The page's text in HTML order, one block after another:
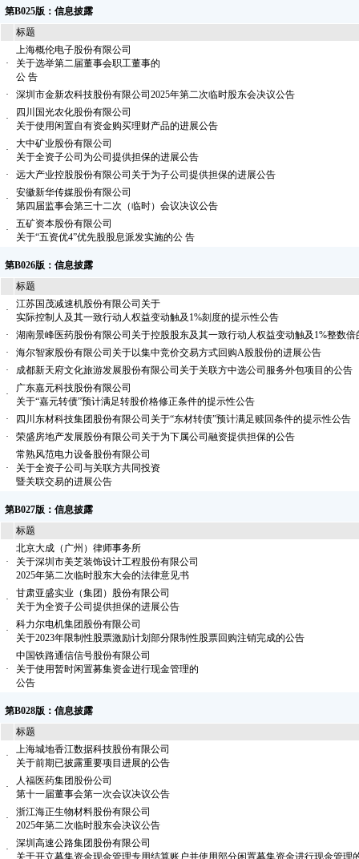
第B025版：信息披露
标题
·
上海概伦电子股份有限公司
关于选举第二届董事会职工董事的
公 告
·
深圳市金新农科技股份有限公司2025年第二次临时股东会决议公告
·
四川国光农化股份有限公司
关于使用闲置自有资金购买理财产品的进展公告
·
大中矿业股份有限公司
关于全资子公司为公司提供担保的进展公告
·
远大产业控股股份有限公司关于为子公司提供担保的进展公告
·
安徽新华传媒股份有限公司
第四届监事会第三十二次（临时）会议决议公告
·
五矿资本股份有限公司
关于“五资优4”优先股股息派发实施的公 告
第B026版：信息披露
标题
·
江苏国茂减速机股份有限公司关于
实际控制人及其一致行动人权益变动触及1%刻度的提示性公告
·
湖南景峰医药股份有限公司关于控股股东及其一致行动人权益变动触及1%整数倍
·
海尔智家股份有限公司关于以集中竞价交易方式回购A股股份的进展公告
·
成都新天府文化旅游发展股份有限公司关于关联方中选公司服务外包项目的公告
·
广东嘉元科技股份有限公司
关于“嘉元转债”预计满足转股价格修正条件的提示性公告
·
四川东材科技集团股份有限公司关于“东材转债”预计满足赎回条件的提示性公告
·
荣盛房地产发展股份有限公司关于为下属公司融资提供担保的公告
·
常熟风范电力设备股份有限公司
关于全资子公司与关联方共同投资
暨关联交易的进展公告
第B027版：信息披露
标题
·
北京大成（广州）律师事务所
关于深圳市美芝装饰设计工程股份有限公司
2025年第二次临时股东大会的法律意见书
·
甘肃亚盛实业（集团）股份有限公司
关于为全资子公司提供担保的进展公告
·
科力尔电机集团股份有限公司
关于2023年限制性股票激励计划部分限制性股票回购注销完成的公告
·
中国铁路通信信号股份有限公司
关于使用暂时闲置募集资金进行现金管理的
公告
第B028版：信息披露
标题
·
上海城地香江数据科技股份有限公司
关于前期已披露重要项目进展的公告
·
人福医药集团股份公司
第十一届董事会第一次会议决议公告
·
浙江海正生物材料股份有限公司
2025年第二次临时股东会决议公告
·
深圳高速公路集团股份有限公司
关于开立募集资金现金管理专用结算账户并使用部分闲置募集资金进行现金管理